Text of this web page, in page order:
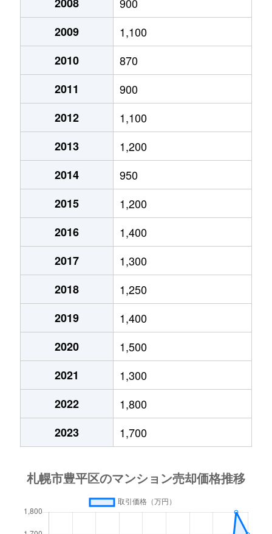
月寒中央通
3,300万円
月寒西１条
2,900万円
月寒西１条
1,600万円
月寒西１条
1,400万円
月寒西１条
1,100万円
月寒西２条
2,000万円
月寒西３条
1,800万円
月寒西３条
1,500万円
月寒西３条
1,700万円
月寒西３条
1,800万円
月寒西４条
1,700万円
月寒西４条
880万円
月寒西４条
700万円
月寒西５条
810万円
月寒西５条
1,600万円
月寒東１条
2,300万円 月寒中央
徒歩
2,100万円 月寒中央
月寒東１条
徒歩
2009
1,100
2010
870
2011
900
2012
1,100
2013
1,200
2014
950
2015
1,200
2016
1,400
2017
1,300
2018
1,250
2019
1,400
2020
1,500
2021
1,300
2022
1,800
2023
1,700